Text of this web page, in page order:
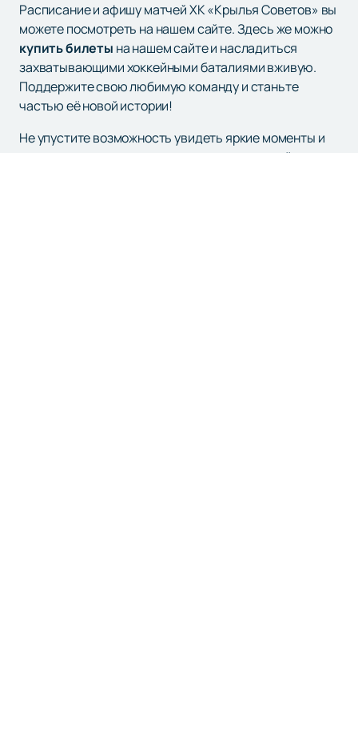
Расписание и афишу матчей ХК «Крылья Советов» вы
можете посмотреть на нашем сайте. Здесь же можно
купить билеты на нашем сайте и насладиться
захватывающими хоккейными баталиями вживую.
Поддержите свою любимую команду и станьте
частью её новой истории!
Не упустите возможность увидеть яркие моменты и
захватывающие голы, которые делают хоккей с